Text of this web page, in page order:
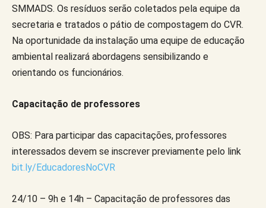
SMMADS. Os resíduos serão coletados pela equipe da
secretaria e tratados o pátio de compostagem do CVR.
Na oportunidade da instalação uma equipe de educação
ambiental realizará abordagens sensibilizando e
orientando os funcionários.
Capacitação de professores
OBS: Para participar das capacitações, professores
interessados devem se inscrever previamente pelo link
bit.ly/EducadoresNoCVR
24/10 – 9h e 14h – Capacitação de professores das